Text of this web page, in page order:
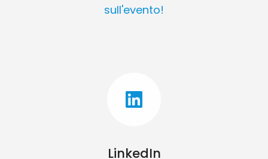
sull'evento!
LinkedIn